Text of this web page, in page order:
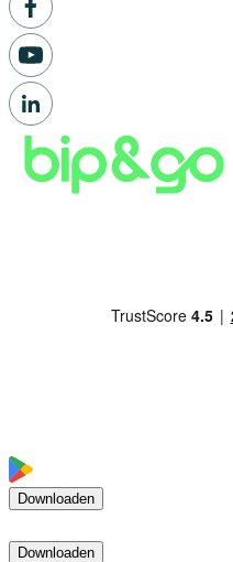
Downloaden
Downloaden